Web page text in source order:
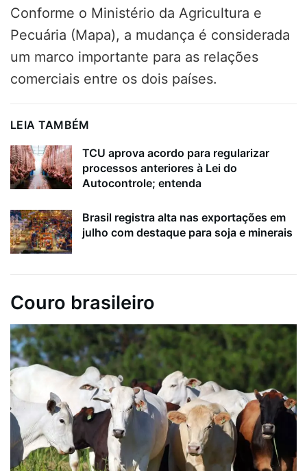
Conforme o Ministério da Agricultura e
Pecuária (Mapa), a mudança é considerada
um marco importante para as relações
comerciais entre os dois países.
LEIA TAMBÉM
TCU aprova acordo para regularizar
processos anteriores à Lei do
Autocontrole; entenda
Brasil registra alta nas exportações em
julho com destaque para soja e minerais
Couro brasileiro